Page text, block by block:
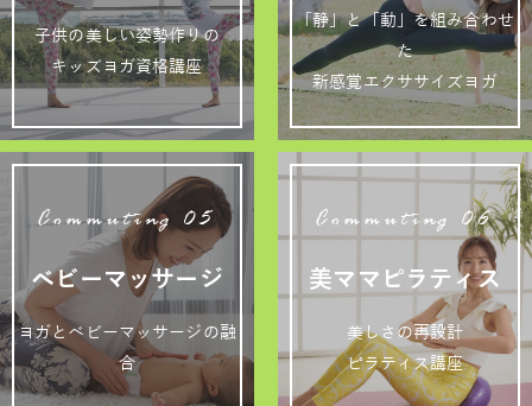
子供の美しい姿勢作りの
キッズヨガ資格講座
「静」と「動」を組み合わせ
た
新感覚エクササイズヨガ
Commuting 05
ベビーマッサージ
ヨガとベビーマッサージの融
合
Commuting 06
美ママピラティス
美しさの再設計
ピラティス講座